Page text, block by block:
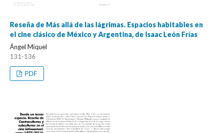
Reseña de Más allá de las lágrimas. Espacios habitables en
el cine clásico de México y Argentina, de Isaac León Frías
Ángel Miquel
131-136
PDF